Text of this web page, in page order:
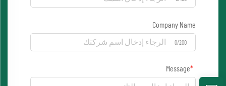
Company Name
0/200
Message